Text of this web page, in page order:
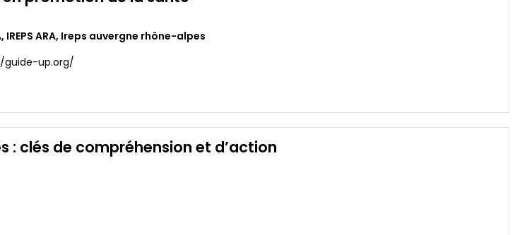
, IREPS ARA, Ireps auvergne rhône-alpes
guide-up.org/
: clés de compréhension et d’action